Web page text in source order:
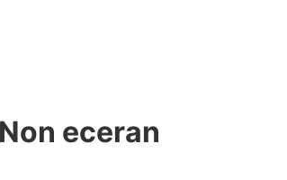
eceran